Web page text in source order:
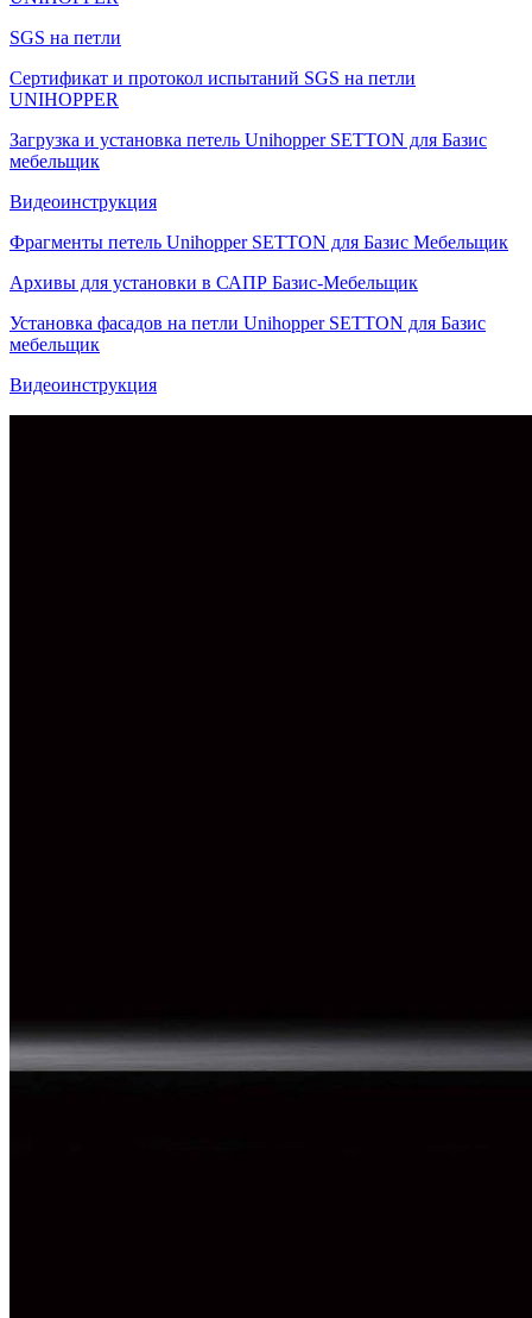
SGS на петли
Сертификат и протокол испытаний SGS на петли
UNIHOPPER
Загрузка и установка петель Unihopper SETTON для Базис
мебельщик
Видеоинструкция
Фрагменты петель Unihopper SETTON для Базис Мебельщик
Архивы для установки в САПР Базис-Мебельщик
Установка фасадов на петли Unihopper SETTON для Базис
мебельщик
Видеоинструкция